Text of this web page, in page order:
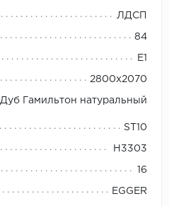
ЛДСП
84
E1
2800x2070
Дуб Гамильтон натуральный
ST10
H3303
16
EGGER